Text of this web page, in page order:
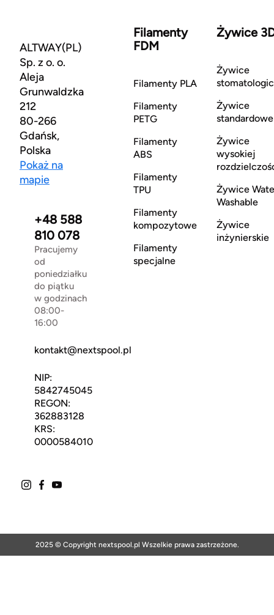
ALTWAY(PL)
Sp. z o. o.
Aleja
Grunwaldzka
212
80-266
Gdańsk,
Polska
Pokaż na
mapie
+48 588
810 078
Pracujemy
od
poniedziałku
do piątku
w godzinach
08:00-
16:00
kontakt@nextspool.pl
NIP:
5842745045
REGON:
362883128
KRS:
0000584010
Filamenty
FDM
Filamenty PLA
Filamenty
PETG
Filamenty
ABS
Filamenty
TPU
Filamenty
kompozytowe
Filamenty
specjalne
Żywice
Żywice
Żywice
standardowe
Żywice
wysokiej
Żywice
Washable
Żywice
inżynierskie